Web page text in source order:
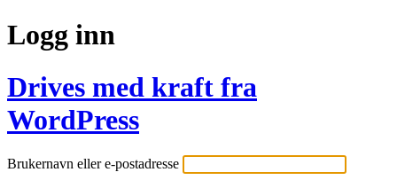
Logg inn
Drives med kraft fra
WordPress
Brukernavn eller e-postadresse